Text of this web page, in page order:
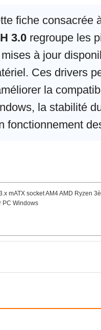
fiche consacrée
3.0 regroupe les
à jour
Ces drivers
la
la stabilité
fonctionnement
mATX socket AM4 AMD Ryzen
PC Windows